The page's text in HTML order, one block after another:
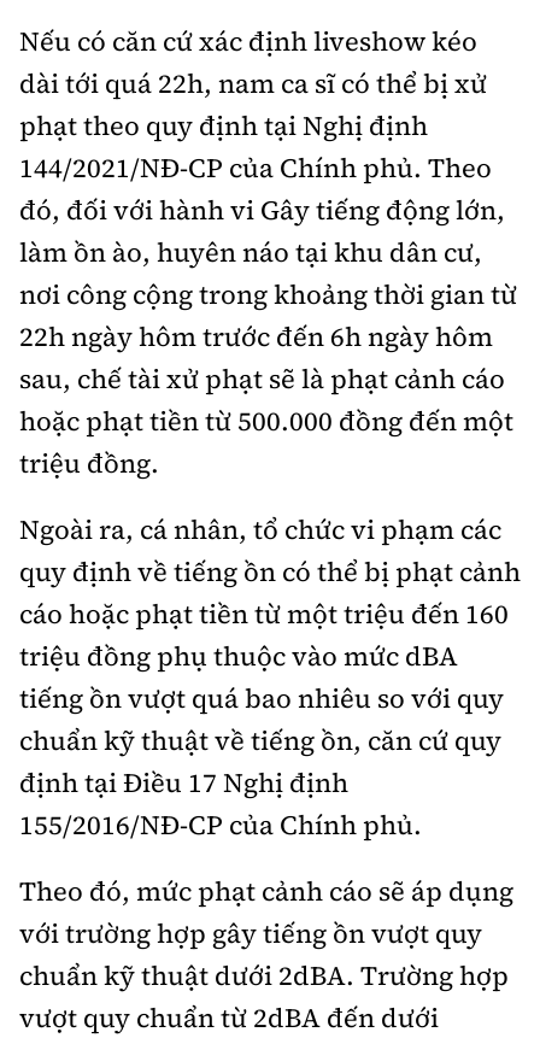
Nếu có căn cứ xác định liveshow kéo
dài tới quá 22h, nam ca sĩ có thể bị xử
phạt theo quy định tại Nghị định
144/2021/NĐ-CP của Chính phủ. Theo
đó, đối với hành vi Gây tiếng động lớn,
làm ồn ào, huyên náo tại khu dân cư,
nơi công cộng trong khoảng thời gian từ
22h ngày hôm trước đến 6h ngày hôm
sau, chế tài xử phạt sẽ là phạt cảnh cáo
hoặc phạt tiền từ 500.000 đồng đến một
triệu đồng.
Ngoài ra, cá nhân, tổ chức vi phạm các
quy định về tiếng ồn có thể bị phạt cảnh
cáo hoặc phạt tiền từ một triệu đến 160
triệu đồng phụ thuộc vào mức dBA
tiếng ồn vượt quá bao nhiêu so với quy
chuẩn kỹ thuật về tiếng ồn, căn cứ quy
định tại Điều 17 Nghị định
155/2016/NĐ-CP của Chính phủ.
Theo đó, mức phạt cảnh cáo sẽ áp dụng
với trường hợp gây tiếng ồn vượt quy
chuẩn kỹ thuật dưới 2dBA. Trường hợp
vượt quy chuẩn từ 2dBA đến dưới